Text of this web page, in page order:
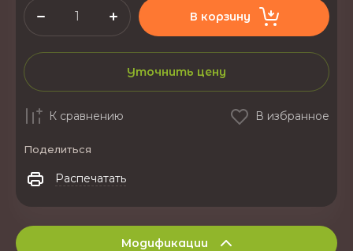
В корзину
Уточнить цену
К сравнению В избранное
Поделиться
Распечатать
Модификации